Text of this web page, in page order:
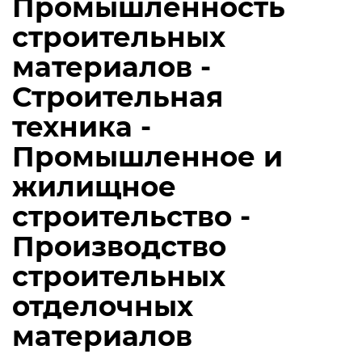
Промышленность
строительных
материалов -
Строительная
техника -
Промышленное и
жилищное
строительство -
Производство
строительных
отделочных
материалов